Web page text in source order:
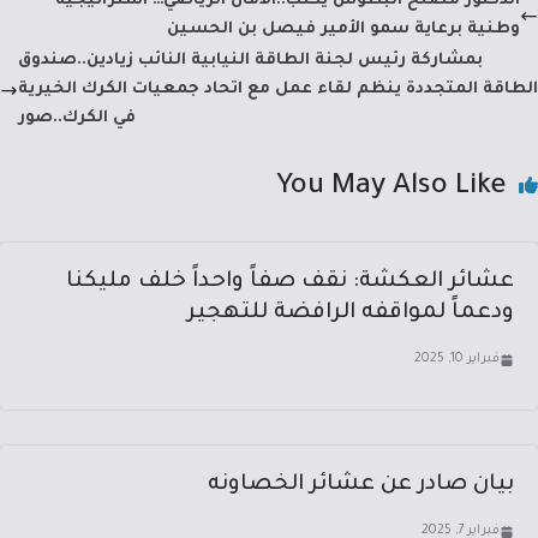
o
ok
p
p
m
n
وطنية برعاية سمو الأمير فيصل بن الحسين
بمشاركة رئيس لجنة الطاقة النيابية النائب زيادين..صندوق
الطاقة المتجددة ينظم لقاء عمل مع اتحاد جمعيات الكرك الخيرية
في الكرك..صور
You May Also Like
عشائر العكشة: نقف صفاً واحداً خلف مليكنا
ودعماً لمواقفه الرافضة للتهجير
فبراير 10, 2025
بيان صادر عن عشائر الخصاونه
فبراير 7, 2025